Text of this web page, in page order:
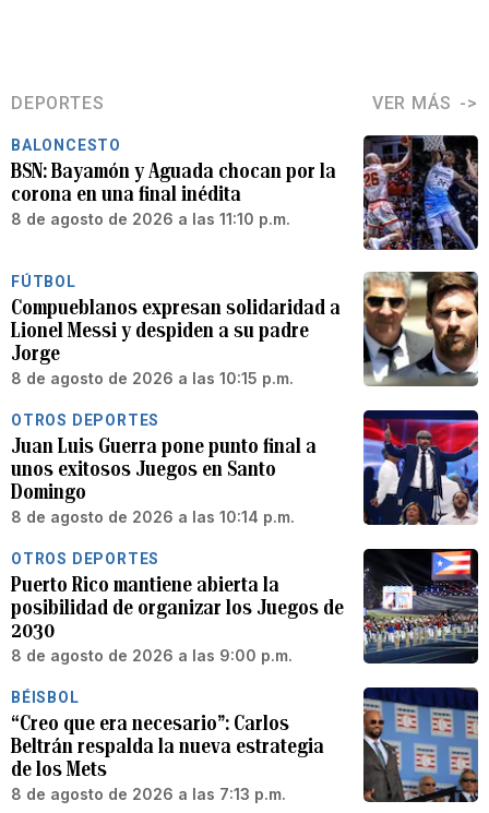
DEPORTES VER MÁS
BALONCESTO
BSN: Bayamón y Aguada chocan por la
corona en una final inédita
8 de agosto de 2026 a las 11:10 p.m.
FÚTBOL
Compueblanos expresan solidaridad a
Lionel Messi y despiden a su padre
Jorge
8 de agosto de 2026 a las 10:15 p.m.
OTROS DEPORTES
Juan Luis Guerra pone punto final a
unos exitosos Juegos en Santo
Domingo
8 de agosto de 2026 a las 10:14 p.m.
OTROS DEPORTES
Puerto Rico mantiene abierta la
posibilidad de organizar los Juegos de
2030
8 de agosto de 2026 a las 9:00 p.m.
BÉISBOL
“Creo que era necesario”: Carlos
Beltrán respalda la nueva estrategia
de los Mets
8 de agosto de 2026 a las 7:13 p.m.